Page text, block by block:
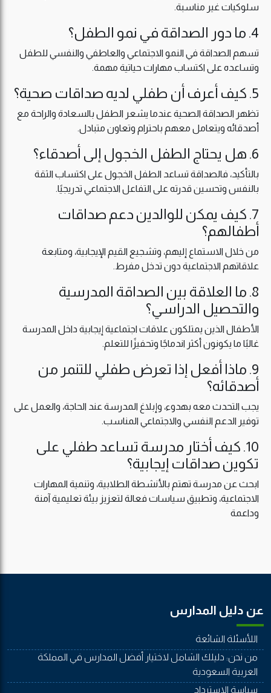
سلوكيات غير مناسبة.
4. ما دور الصداقة في نمو الطفل؟
تسهم الصداقة في النمو الاجتماعي والعاطفي والنفسي للطفل
وتساعده على اكتساب مهارات حياتية مهمة.
5. كيف أعرف أن طفلي لديه صداقات صحية؟
تظهر الصداقة الصحية عندما يشعر الطفل بالسعادة والراحة مع
أصدقائه ويتعامل معهم باحترام وتعاون متبادل.
6. هل يحتاج الطفل الخجول إلى أصدقاء؟
بالتأكيد، فالصداقة تساعد الطفل الخجول على اكتساب الثقة
بالنفس وتحسين قدرته على التفاعل الاجتماعي تدريجيًا.
7. كيف يمكن للوالدين دعم صداقات
أطفالهم؟
من خلال الاستماع إليهم، وتشجيع القيم الإيجابية، ومتابعة
علاقاتهم الاجتماعية دون تدخل مفرط.
8. ما العلاقة بين الصداقة المدرسية
والتحصيل الدراسي؟
الأطفال الذين يمتلكون علاقات اجتماعية إيجابية داخل المدرسة
غالبًا ما يكونون أكثر اندماجًا وتحفيزًا للتعلم.
9. ماذا أفعل إذا تعرض طفلي للتنمر من
أصدقائه؟
يجب التحدث معه بهدوء، وإبلاغ المدرسة عند الحاجة، والعمل على
توفير الدعم النفسي والاجتماعي المناسب.
10. كيف أختار مدرسة تساعد طفلي على
تكوين صداقات إيجابية؟
ابحث عن مدرسة تهتم بالأنشطة الطلابية، وتنمية المهارات
الاجتماعية، وتطبيق سياسات فعالة لتعزيز بيئة تعليمية آمنة
وداعمة
عن دليل المدارس
اللأسئلة الشائعة
من نحن: دليلك الشامل لاختيار أفضل المدارس في المملكة
العربية السعودية
سياسة الاسترداد